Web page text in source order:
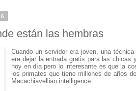
están las hembras
Cuando un servidor era joven, una
era dejar la entrada gratis para las
hoy en día pero lo interesante es que la
los primates que tiene millones de años
Macachiavellian intelligence: